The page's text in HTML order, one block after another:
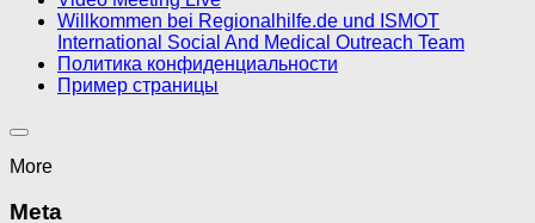
Willkommen bei Regionalhilfe.de und ISMOT
International Social And Medical Outreach Team
Политика конфиденциальности
Пример страницы
More
Meta